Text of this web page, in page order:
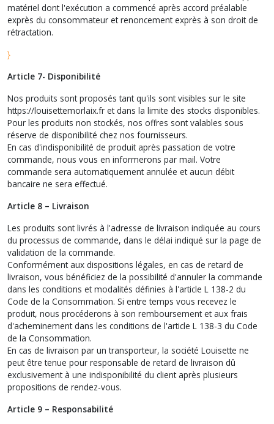
matériel dont l'exécution a commencé après accord préalable
exprès du consommateur et renoncement exprès à son droit de
rétractation.
}
Article 7- Disponibilité
Nos produits sont proposés tant qu'ils sont visibles sur le site
https://louisettemorlaix.fr et dans la limite des stocks disponibles.
Pour les produits non stockés, nos offres sont valables sous
réserve de disponibilité chez nos fournisseurs.
En cas d'indisponibilité de produit après passation de votre
commande, nous vous en informerons par mail. Votre
commande sera automatiquement annulée et aucun débit
bancaire ne sera effectué.
Article 8 – Livraison
Les produits sont livrés à l'adresse de livraison indiquée au cours
du processus de commande, dans le délai indiqué sur la page de
validation de la commande.
Conformément aux dispositions légales, en cas de retard de
livraison, vous bénéficiez de la possibilité d'annuler la commande
dans les conditions et modalités définies à l'article L 138-2 du
Code de la Consommation. Si entre temps vous recevez le
produit, nous procéderons à son remboursement et aux frais
d'acheminement dans les conditions de l'article L 138-3 du Code
de la Consommation.
En cas de livraison par un transporteur, la société Louisette ne
peut être tenue pour responsable de retard de livraison dû
exclusivement à une indisponibilité du client après plusieurs
propositions de rendez-vous.
Article 9 – Responsabilité